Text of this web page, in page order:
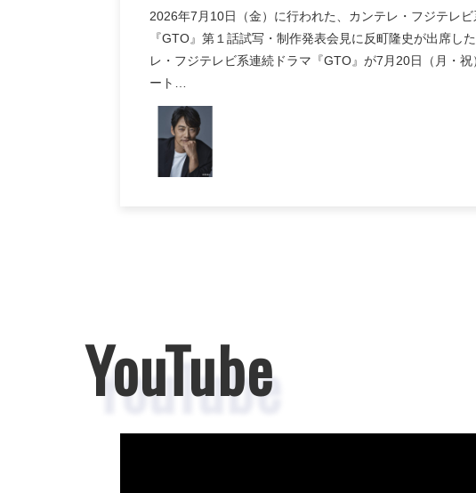
2026年7月10日（金）に行われた、カンテレ・フジテレビ
『GTO』第１話試写・制作発表会見に反町隆史が出席し
レ・フジテレビ系連続ドラマ『GTO』が7月20日（月・祝
ート…
YouTube